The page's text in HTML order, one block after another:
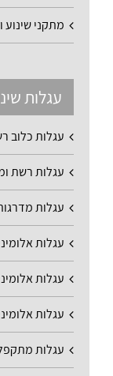
מתקני שינוע
עגלות
עגלות כלוב
עגלות רשת
עגלות
עגלות
עגלות
עגלות
עגלות